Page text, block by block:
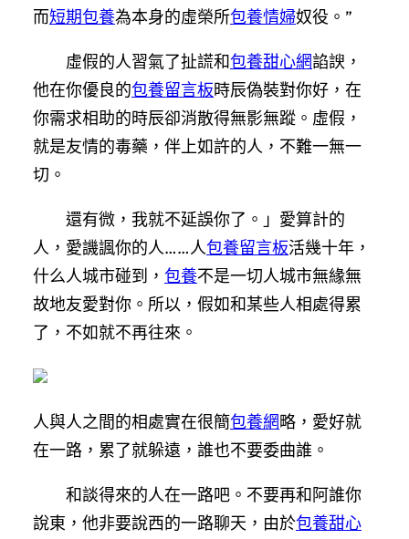
而短期包養為本身的虛榮所包養情婦奴役。”
虛假的人習氣了扯謊和包養甜心網諂諛，
他在你優良的包養留言板時辰偽裝對你好，在
你需求相助的時辰卻消散得無影無蹤。虛假，
就是友情的毒藥，伴上如許的人，不難一無一
切。
還有微，我就不延誤你了。」愛算計的
人，愛譏諷你的人……人包養留言板活幾十年，
什么人城市碰到， 包養不是一切人城市無緣無
故地友愛對你。所以，假如和某些人相處得累
了，不如就不再往來。
人與人之間的相處實在很簡包養網略，愛好就
在一路，累了就躲遠，誰也不要委曲誰。
和談得來的人在一路吧。不要再和阿誰你
說東，他非要說西的一路聊天，由於包養甜心